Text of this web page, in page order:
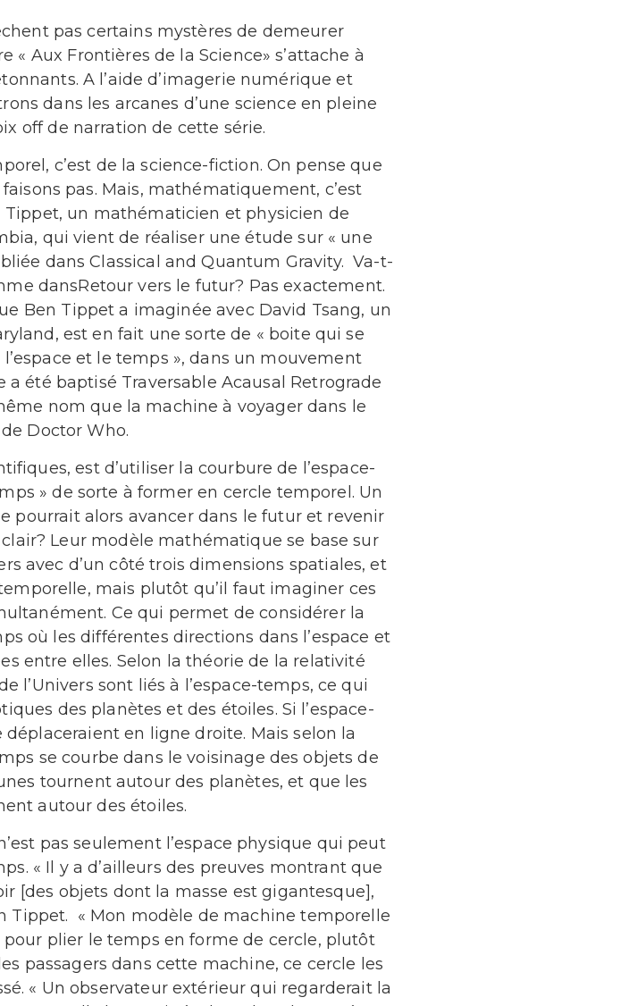
pas certains mystères de demeurer
Aux Frontières de la Science» s’attache à
A l’aide d’imagerie numérique et
dans les arcanes d’une science en pleine
off de narration de cette série.
c’est de la science-fiction. On pense que
pas. Mais, mathématiquement, c’est
Tippet, un mathématicien et physicien de
qui vient de réaliser une étude sur « une
dans Classical and Quantum Gravity. Va-t-
dansRetour vers le futur? Pas exactement.
Ben Tippet a imaginée avec David Tsang, un
est en fait une sorte de « boite qui se
et le temps », dans un mouvement
été baptisé Traversable Acausal Retrograde
nom que la machine à voyager dans le
Doctor Who.
est d’utiliser la courbure de l’espace-
» de sorte à former en cercle temporel. Un
pourrait alors avancer dans le futur et revenir
Leur modèle mathématique se base sur
avec d’un côté trois dimensions spatiales, et
mais plutôt qu’il faut imaginer ces
Ce qui permet de considérer la
où les différentes directions dans l’espace et
entre elles. Selon la théorie de la relativité
l’Univers sont liés à l’espace-temps, ce qui
des planètes et des étoiles. Si l’espace-
en ligne droite. Mais selon la
se courbe dans le voisinage des objets de
tournent autour des planètes, et que les
autour des étoiles.
pas seulement l’espace physique qui peut
« Il y a d’ailleurs des preuves montrant que
[des objets dont la masse est gigantesque],
Tippet. « Mon modèle de machine temporelle
pour plier le temps en forme de cercle, plutôt
passagers dans cette machine, ce cercle les
« Un observateur extérieur qui regarderait la